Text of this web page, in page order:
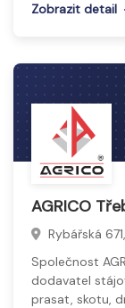
Zobrazit detail
AGRICO
Rybářská
Společnost
dodavatel
prasat, skotu,